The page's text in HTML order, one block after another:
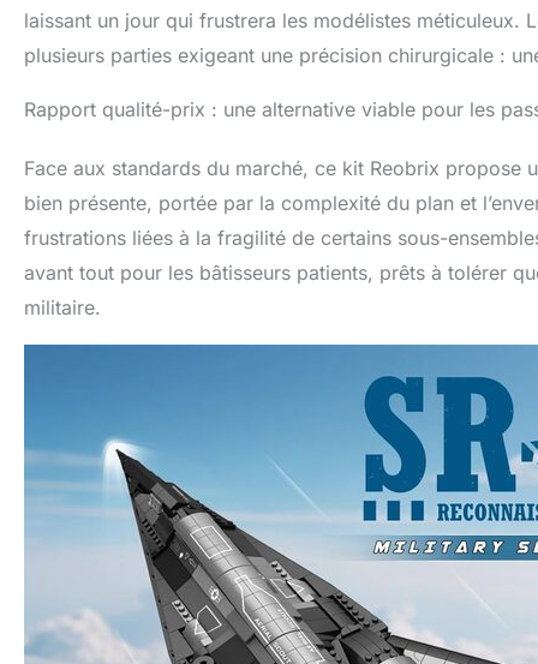
laissant un jour qui frustrera les modélistes méticuleux.
plusieurs parties exigeant une précision chirurgicale :
Rapport qualité-prix : une alternative viable pour les
Face aux standards du marché, ce kit Reobrix propose
bien présente, portée par la complexité du plan et
frustrations liées à la fragilité de certains sous-
avant tout pour les bâtisseurs patients, prêts à tolérer
militaire.